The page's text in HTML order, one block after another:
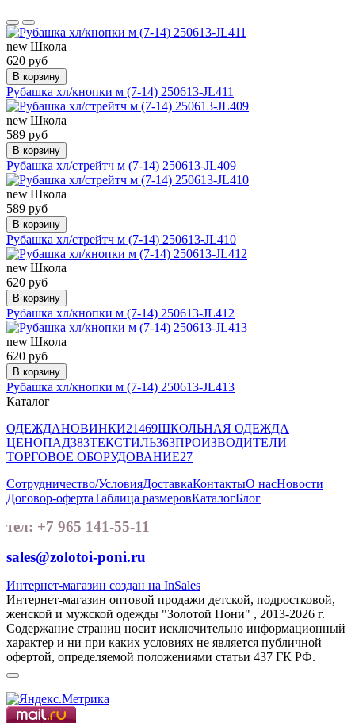
new|Школа
620 руб
В корзину
Рубашка хл/кнопки м (7-14) 250613-JL411
new|Школа
589 руб
В корзину
Рубашка хл/стрейтч м (7-14) 250613-JL409
new|Школа
589 руб
В корзину
Рубашка хл/стрейтч м (7-14) 250613-JL410
new|Школа
620 руб
В корзину
Рубашка хл/кнопки м (7-14) 250613-JL412
new|Школа
620 руб
В корзину
Рубашка хл/кнопки м (7-14) 250613-JL413
Каталог
ОДЕЖДАНОВИНКИ21469ШКОЛЬНАЯ ОДЕЖДА
ЦЕНОПАД383ТЕКСТИЛЬ363ПРОИЗВОДИТЕЛИ
ТОРГОВОЕ ОБОРУДОВАНИЕ27
Сотрудничество/УсловияДоставкаКонтактыО насНовости
Договор-офертаТаблица размеровКаталогБлог
тел: +7 965 141-55-11
sales@zolotoi-poni.ru
Интернет-магазин создан на InSales
Интернет-магазин оптовой продажи детской, подростковой,
женской и мужской одежды "Золотой Пони" , 2013-2026 г.
Содержание страниц носит исключительно информационный
характер и ни при каких условиях не является публичной
офертой, определяемой положениями статьи 437 ГК РФ.